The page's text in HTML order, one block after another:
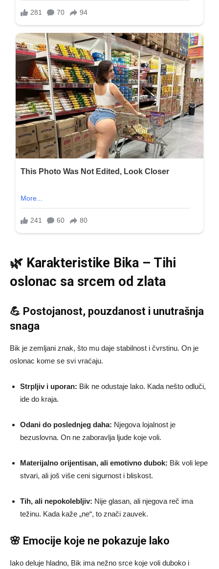
🌿 Karakteristike Bika – Tihi
oslonac sa srcem od zlata
💪 Postojanost, pouzdanost i unutrašnja
snaga
Bik je zemljani znak, što mu daje stabilnost i čvrstinu. On je
oslonac kome se svi vraćaju.
Strpljiv i uporan: Bik ne odustaje lako. Kada nešto odluči,
ide do kraja.
Odani do poslednjeg daha: Njegova lojalnost je
bezuslovna. On ne zaboravlja ljude koje voli.
Materijalno orijentisan, ali emotivno dubok: Bik voli lepe
stvari, ali još više ceni sigurnost i bliskost.
Tih, ali nepokolebljiv: Nije glasan, ali njegova reč ima
težinu. Kada kaže „ne“, to znači zauvek.
🌸 Emocije koje ne pokazuje lako
Iako deluje hladno, Bik ima nežno srce koje voli duboko i